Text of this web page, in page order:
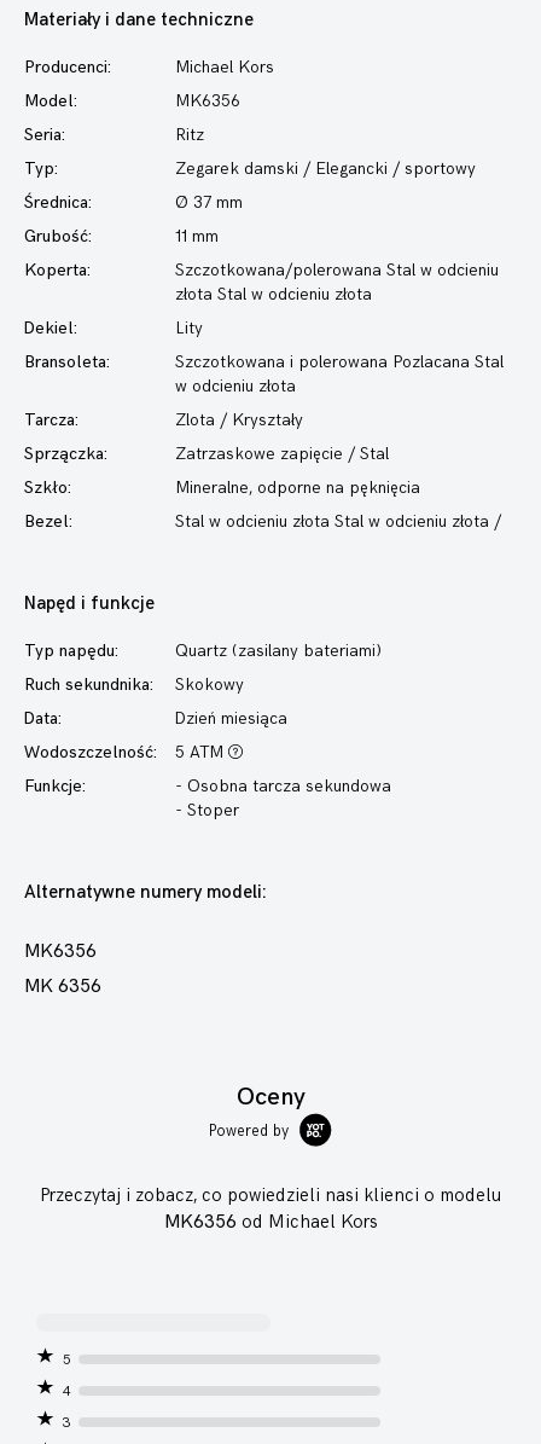
Materiały i dane techniczne
Producenci:
Michael Kors
Model:
MK6356
Seria:
Ritz
Typ:
Zegarek damski / Elegancki / sportowy
Średnica:
Ø 37 mm
Grubość:
11 mm
Koperta:
Szczotkowana/polerowana Stal w odcieniu
złota Stal w odcieniu złota
Dekiel:
Lity
Bransoleta:
Szczotkowana i polerowana Pozlacana Stal
w odcieniu złota
Tarcza:
Zlota / Kryształy
Sprzączka:
Zatrzaskowe zapięcie / Stal
Szkło:
Mineralne, odporne na pęknięcia
Bezel:
Stal w odcieniu złota Stal w odcieniu złota /
Napęd i funkcje
Typ napędu:
Quartz (zasilany bateriami)
Ruch sekundnika:
Skokowy
Data:
Dzień miesiąca
Wodoszczelność:
5 ATM
Funkcje:
- Osobna tarcza sekundowa
- Stoper
Alternatywne numery modeli:
MK6356
MK 6356
Oceny
Powered by
Przeczytaj i zobacz, co powiedzieli nasi klienci o modelu
MK6356 od Michael Kors
5
4
3